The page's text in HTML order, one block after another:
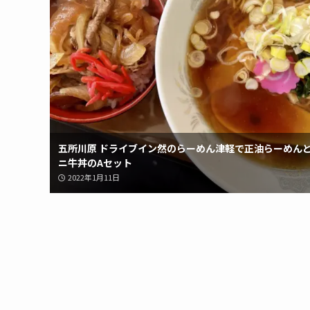
五所川原 ドライブイン然のらーめん津軽で正油らーめん
ニ牛丼のAセット
2022年1月11日